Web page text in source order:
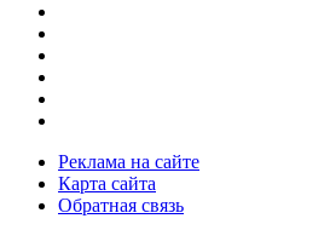
Реклама на сайте
Карта сайта
Обратная связь